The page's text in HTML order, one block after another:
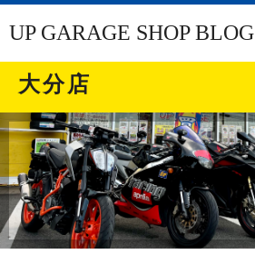
UP GARAGE SHOP BLOG
大分店